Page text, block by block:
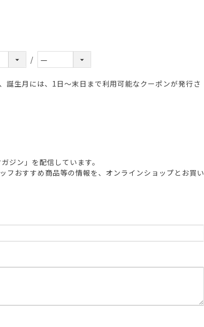
誕生月には、1日～末日まで利用可能なクーポンが発行さ
ジン」を配信しています。
フおすすめ商品等の情報を、オンラインショップとお買い